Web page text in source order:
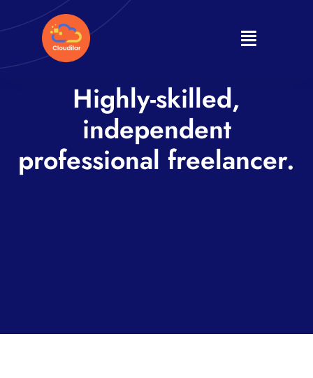
to
content
Toggle
Products
Highly-skilled,
independent
professional freelancer.